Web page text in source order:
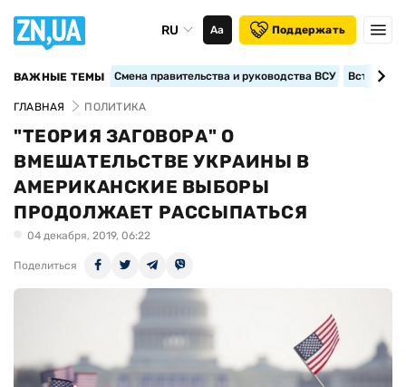
RU Аа Поддержать
ВАЖНЫЕ ТЕМЫ Смена правительства и руководства ВСУ
ГЛАВНАЯ ПОЛИТИКА
"ТЕОРИЯ ЗАГОВОРА" О
ВМЕШАТЕЛЬСТВЕ УКРАИНЫ В
АМЕРИКАНСКИЕ ВЫБОРЫ
ПРОДОЛЖАЕТ РАССЫПАТЬСЯ
04 декабря, 2019, 06:22
Поделиться